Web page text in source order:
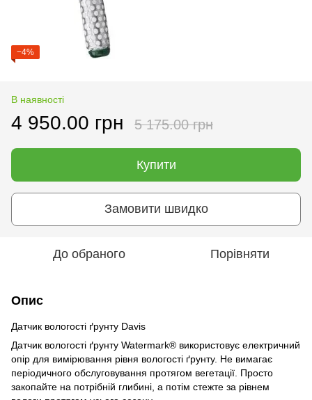
−4%
В наявності
4 950.00 грн 5 175.00 грн
Купити
Замовити швидко
До обраного Порівняти
Опис
Датчик вологості ґрунту Davis
Датчик вологості ґрунту Watermark® використовує електричний
опір для вимірювання рівня вологості ґрунту. Не вимагає
періодичного обслуговування протягом вегетації. Просто
закопайте на потрібній глибині, а потім стежте за рівнем